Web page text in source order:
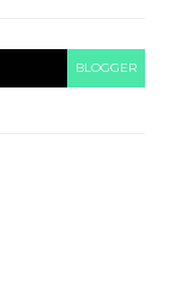
BLOGGER